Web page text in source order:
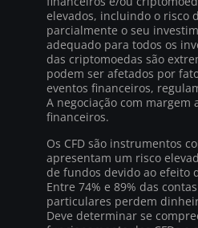
elevados, incluindo o risco
parcialmente o seu
adequado para todos os
das criptomoedas são
podem ser afetados por
eventos financeiros,
A negociação com margem
financeiros.
Os CFD são instrumentos
apresentam um risco
de fundos devido ao efeito
Entre 74% e 89% das
particulares perdem
Deve determinar se